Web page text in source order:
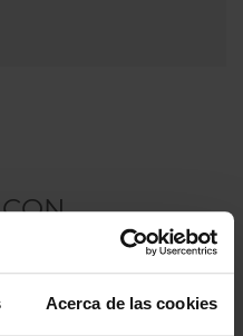
Acerca de las cookies